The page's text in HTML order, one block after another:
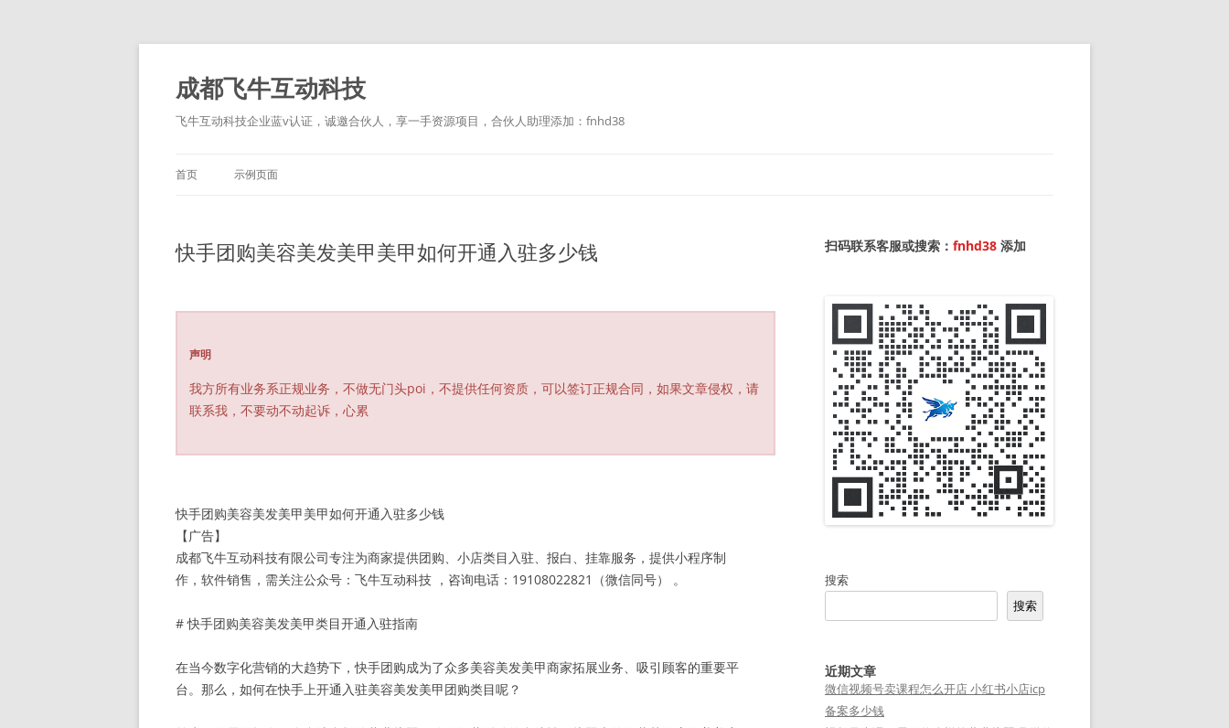
跳
文
成都飞牛互动科技
飞牛互动科技企业蓝v认证，诚邀合伙人，享一手资源项目，合伙人助理添加：fnhd38
首页 示例页面
快手团购美容美发美甲美甲如何开通入驻多少钱
声明
我方所有业务系正规业务，不做无门头poi，不提供任何资质，可以签订正规合同，如果文章侵权，请
联系我，不要动不动起诉，心累
快手团购美容美发美甲美甲如何开通入驻多少钱
【广告】
成都飞牛互动科技有限公司专注为商家提供团购、小店类目入驻、报白、挂靠服务，提供小程序制
作，软件销售，需关注公众号：飞牛互动科技 ，咨询电话：19108022821（微信同号） 。
# 快手团购美容美发美甲类目开通入驻指南
在当今数字化营销的大趋势下，快手团购成为了众多美容美发美甲商家拓展业务、吸引顾客的重要平
台。那么，如何在快手上开通入驻美容美发美甲团购类目呢？
扫码联系客服或搜索： fnhd38 添加
搜索
搜索
近期文章
微信视频号卖课程怎么开店 小红书小店icp
备案多少钱